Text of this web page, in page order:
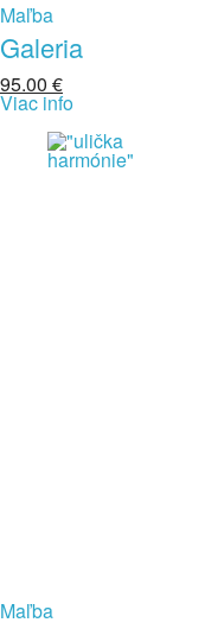
Maľba
Galeria
95.00 €
Viac info
Maľba